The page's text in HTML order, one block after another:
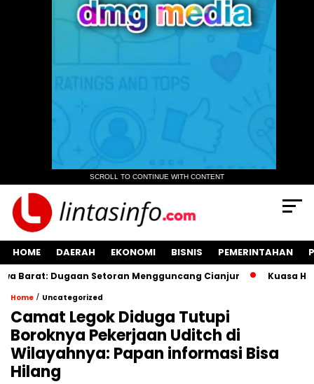
SCROLL TO CONTINUE WITH CONTENT
HOME DAERAH EKONOMI BISNIS PEMERINTAHAN
Dugaan Setoran Mengguncang Cianjur Kuasa
Home / Uncategorized
Camat Legok Diduga Tutupi
Boroknya Pekerjaan Uditch di
Wilayahnya: Papan informasi Bisa
Hilang